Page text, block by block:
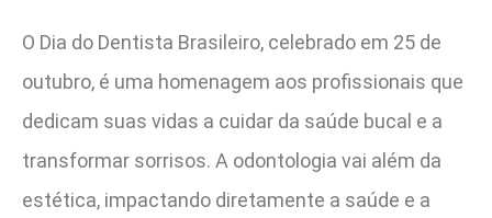
O Dia do Dentista Brasileiro, celebrado em 25 de
outubro, é uma homenagem aos profissionais que
dedicam suas vidas a cuidar da saúde bucal e a
transformar sorrisos. A odontologia vai além da
estética, impactando diretamente a saúde e a